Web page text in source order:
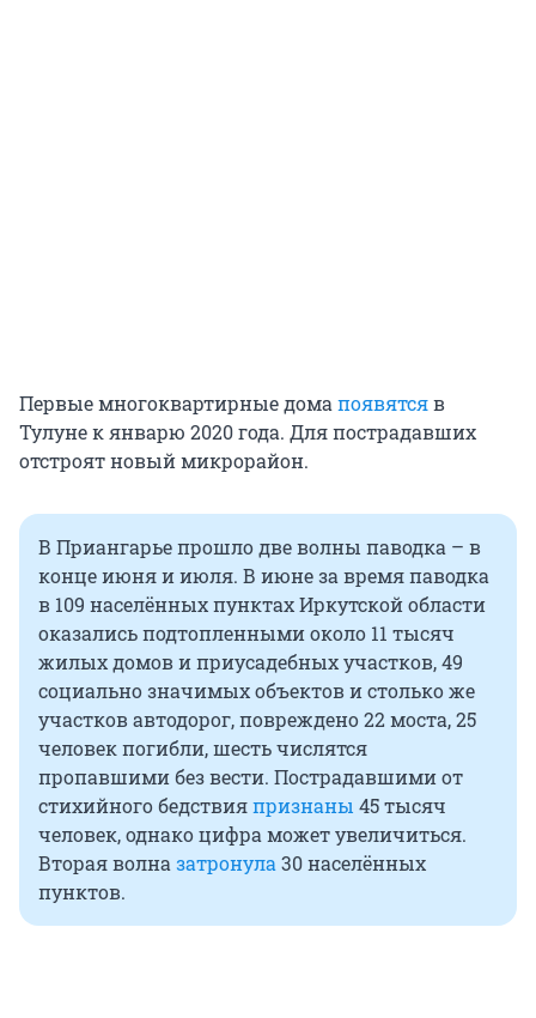
Первые многоквартирные дома появятсяв
Тулуне к январю 2020 года. Для пострадавших
отстроят новый микрорайон.
В Приангарье прошло две волны паводка – в
конце июня и июля. В июне за время паводка
в 109 населённых пунктах Иркутской области
оказались подтопленными около 11 тысяч
жилых домов и приусадебных участков, 49
социально значимых объектов и столько же
участков автодорог, повреждено 22 моста, 25
человек погибли, шесть числятся
пропавшими без вести. Пострадавшими от
стихийного бедствияпризнаны 45 тысяч
человек, однако цифра может увеличиться.
Вторая волна затронула 30 населённых
пунктов.